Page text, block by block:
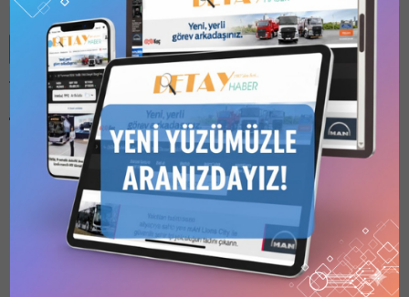
Benzer Konular
Bu kategori yalnızca
üyeler tarafından
görüntülenebilir. Bu
kategoriyi
görüntülemek için1
Kullanıcılı // 6 Aylık
Abonelik,1 Kullanıcılı
// Yıllık Abonelik,3
Kullanıcılı // Yıllık
DSİ 5.BÖLGE, ÇANKIRI
ACIÇAY KOYUNBABA
BARAJI SULAMASI
TAMAMLAMA YAPIM İŞİ